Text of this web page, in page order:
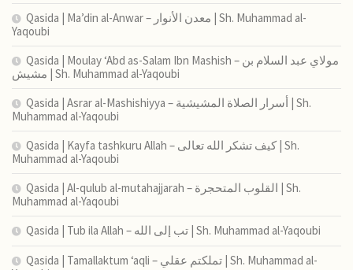
Qasida | Ma’din al-Anwar – معدن الأنوار | Sh. Muhammad al-
Yaqoubi
Qasida | Moulay ‘Abd as-Salam Ibn Mashish – مولاي عبد السلام بن
مشيش | Sh. Muhammad al-Yaqoubi
Qasida | Asrar al-Mashishiyya – أسرار الصلاة المشيشية | Sh.
Muhammad al-Yaqoubi
Qasida | Kayfa tashkuru Allah – كيف تشكر الله تعالى | Sh.
Muhammad al-Yaqoubi
Qasida | Al-qulub al-mutahajjarah – القلوب المتحجرة | Sh.
Muhammad al-Yaqoubi
Qasida | Tub ila Allah – تب إلى الله | Sh. Muhammad al-Yaqoubi
Qasida | Tamallaktum ‘aqli – تملكتم عقلي | Sh. Muhammad al-